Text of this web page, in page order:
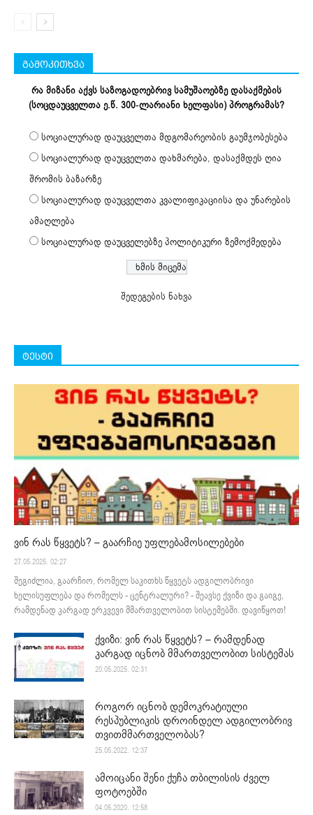
გამოკითხვა
რა მიზანი აქვს საზოგადოებრივ სამუშაოებზე დასაქმების
(სოცდაუცველთა ე.წ. 300-ლარიანი ხელფასი) პროგრამას?
სოციალურად დაუცველთა მდგომარეობის გაუმჯობესება
სოციალურად დაუცველთა დახმარება, დასაქმდეს ღია
შრომის ბაზარზე
სოციალურად დაუცველთა კვალიფიკაციისა და უნარების
ამაღლება
სოციალურად დაუცველებზე პოლიტიკური ზემოქმედება
შედეგების ნახვა
ტესტი
ვინ რას წყვეტს? – გაარჩიე უფლებამოსილებები
27.05.2025. 02:27
შეგიძლია, გაარჩიო, რომელ საკითხს წყვეტს ადგილობრივი
ხელისუფლება და რომელს - ცენტრალური? - შეავსე ქვიზი და გაიგე,
რამდენად კარგად ერკვევი მმართველობით სისტემებში. დავიწყოთ!
ქვიზი: ვინ რას წყვეტს? – რამდენად
კარგად იცნობ მმართველობით სისტემას
20.05.2025. 02:31
როგორ იცნობ დემოკრატიული
რესპუბლიკის დროინდელ ადგილობრივ
თვითმმართველობას?
25.05.2022. 12:37
ამოიცანი შენი ქუჩა თბილისის ძველ
ფოტოებში
04.05.2020. 12:58